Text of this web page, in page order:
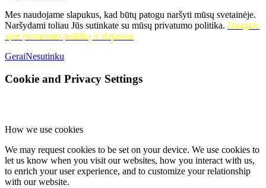
Mes naudojame slapukus, kad būtų patogu naršyti mūsų svetainėje.
Naršydami toliau Jūs sutinkate su mūsų privatumo politika. Daugiau
apie privatumo politiką ir slapukus
GeraiNesutinku
Cookie and Privacy Settings
How we use cookies
We may request cookies to be set on your device. We use cookies to
let us know when you visit our websites, how you interact with us,
to enrich your user experience, and to customize your relationship
with our website.